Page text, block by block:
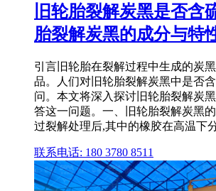
旧轮胎裂解炭黑是否含
胎裂解炭黑的成分与特
引言旧轮胎在裂解过程中生成的炭
品。人们对旧轮胎裂解炭黑中是否
问。本文将深入探讨旧轮胎裂解炭
答这一问题。一、旧轮胎裂解炭黑
过裂解处理后,其中的橡胶在高温下
联系电话: 180 3780 8511